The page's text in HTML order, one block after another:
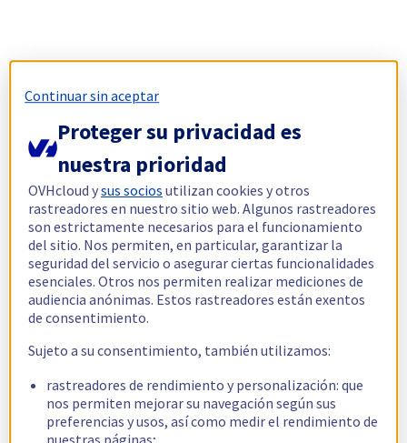
Continuar sin aceptar
Proteger su privacidad es
nuestra prioridad
OVHcloud ysus socios utilizan cookies y otros
rastreadores en nuestro sitio web. Algunos rastreadores
son estrictamente necesarios para el funcionamiento
del sitio. Nos permiten, en particular, garantizar la
seguridad del servicio o asegurar ciertas funcionalidades
esenciales. Otros nos permiten realizar mediciones de
audiencia anónimas. Estos rastreadores están exentos
de consentimiento.
Sujeto a su consentimiento, también utilizamos:
rastreadores de rendimiento y personalización: que
nos permiten mejorar su navegación según sus
preferencias y usos, así como medir el rendimiento de